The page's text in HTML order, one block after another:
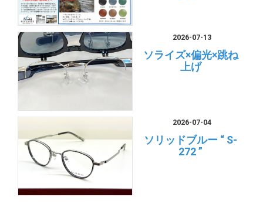
2026-07-13
ソライズ×偏光×跳ね
上げ
2026-07-04
ソリッドブルー “ S-
272 ”